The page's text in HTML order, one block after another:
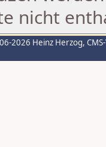
nicht
2026 Heinz Herzog,